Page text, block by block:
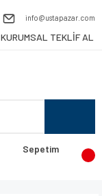
info@ustapazar.com
KURUMSAL TEKLİF AL
Sepetim